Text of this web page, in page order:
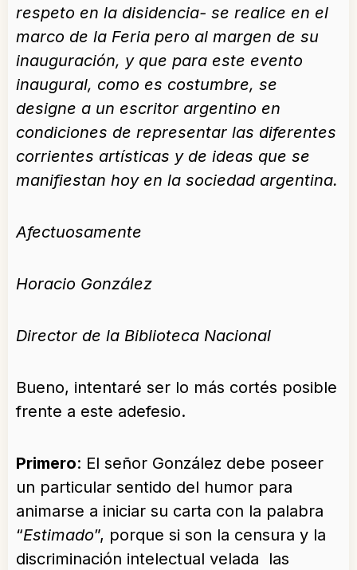
respeto en la disidencia- se realice en el
marco de la Feria pero al margen de su
inauguración, y que para este evento
inaugural, como es costumbre, se
designe a un escritor argentino en
condiciones de representar las diferentes
corrientes artísticas y de ideas que se
manifiestan hoy en la sociedad argentina.
Afectuosamente
Horacio González
Director de la Biblioteca Nacional
Bueno, intentaré ser lo más cortés posible
frente a este adefesio.
Primero: El señor González debe poseer
un particular sentido del humor para
animarse a iniciar su carta con la palabra
“Estimado”, porque si son la censura y la
discriminación intelectual velada las